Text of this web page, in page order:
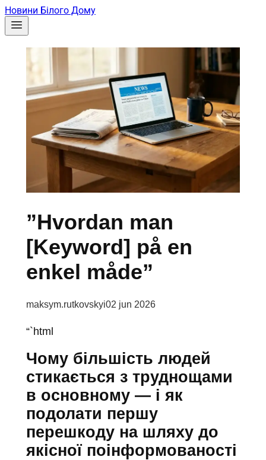
Новини Білого Дому
”Hvordan man
[Keyword] på en
enkel måde”
Posted by:
maksym.rutkovskyi02 jun 2026
“`html
Чому більшість людей
стикається з труднощами
в основному — і як
подолати першу
перешкоду на шляху до
якісної поінформованості